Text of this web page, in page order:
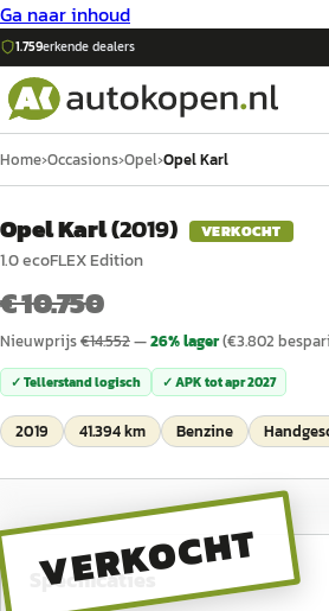
Ga naar inhoud
1.759erkende dealers
Home›Occasions›Opel›Opel Karl
Opel Karl(2019) VERKOCHT
1.0 ecoFLEX Edition
€ 10.750
Nieuwprijs€14.552—26% lager(€3.802
✓ Tellerstand logisch ✓ APK totapr 2027
2019 41.394 km Benzine
VERKOCHT
Specificaties